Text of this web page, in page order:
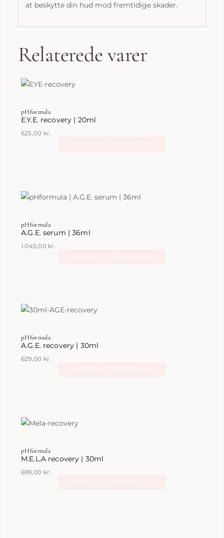
at beskytte din hud mod fremtidige skader.
Relaterede varer
pHformula
E.Y.E. recovery | 20ml
625,00 kr.
pHformula
A.G.E. serum | 36ml
1.045,00 kr.
pHformula
A.G.E. recovery | 30ml
629,00 kr.
pHformula
M.E.L.A recovery | 30ml
699,00 kr.